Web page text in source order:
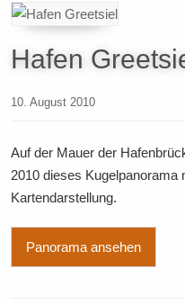
Hafen
10. August 2010
Auf der Mauer der
2010 dieses Kugelpanorama
Kartendarstellung.
Panorama ansehen